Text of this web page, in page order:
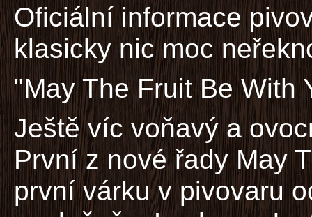
Oficiální informace
klasicky nic moc
"May The Fruit Be With
Ještě víc voňavý a
První z nové řady May
první várku v pivovaru